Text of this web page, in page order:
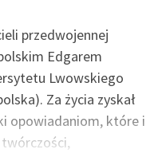
przedwojennej
Edgarem
Lwowskiego
Za życia zyskał
opowiadaniom, które i